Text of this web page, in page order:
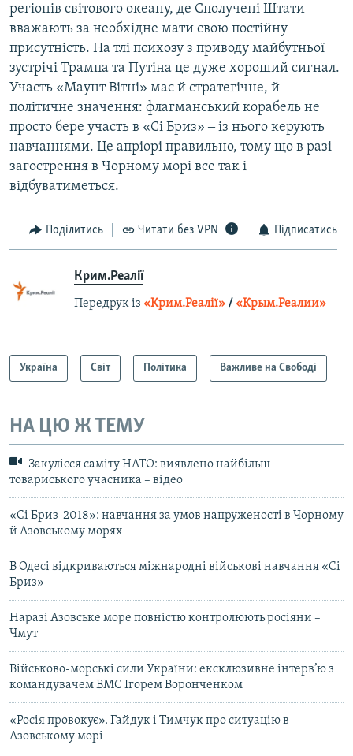
регіонів світового океану, де Сполучені Штати
вважають за необхідне мати свою постійну
присутність. На тлі психозу з приводу майбутньої
зустрічі Трампа та Путіна це дуже хороший сигнал.
Участь «Маунт Вітні» має й стратегічне, й
політичне значення: флагманський корабель не
просто бере участь в «Сі Бриз» ‒ із нього керують
навчаннями. Це апріорі правильно, тому що в разі
загострення в Чорному морі все так і
відбуватиметься.
Поділитись Читати без VPN Підписатись
Крим.Реалії
Передрук із «Крим.Реалії» / «Крым.Реалии»
Україна Світ Політика Важливе на Свободі
НА ЦЮ Ж ТЕМУ
Закулісся саміту НАТО: виявлено найбільш
товариського учасника – відео
«Сі Бриз-2018»: навчання за умов напруженості в Чорному
й Азовському морях
В Одесі відкриваються міжнародні військові навчання «Сі
Бриз»
Наразі Азовське море повністю контролюють росіяни –
Чмут
Військово-морські сили України: ексклюзивне інтерв’ю з
командувачем ВМС Ігорем Воронченком
«Росія провокує». Гайдук і Тимчук про ситуацію в
Азовському морі